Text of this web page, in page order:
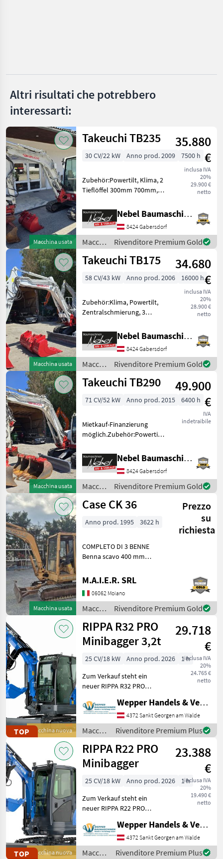
Merlo
Dieci
tutti
35
MARKETPLACE
Marketplace
Offerte dei
rivenditori
Annunci
Altri risultati che potrebbero
interessarti:
Macchina usata
Takeuchi TB235
35.880
€
inclusa IVA
20%
29.900 €
netto
30 CV/22 kW Anno prod. 2009 7500 h
Zubehör:Powertilt, Klima, 2
Tieflöffel 300mm 700mm,
1200mm.Hydraulikpumpe
wurde bei
7000Std.Erneuert. Macchine
edili Miniescavatori
Nebel Baumaschinen
8424 Gabersdorf
Macchine
edili /
Takeuchi
Rivenditore Premium Gold
Macchina usata
Takeuchi TB175
34.680
€
inclusa IVA
20%
28.900 €
netto
58 CV/43 kW Anno prod. 2006 16000 h
Zubehör:Klima, Powertilt,
Zentralschmierung, 3
900mm, 1Böschungslöffel
1500mm.Hydraulikpumpe
vor 1000Std.erneuert.
Carburante: Diesel
Macchine edi
Nebel Baumaschinen
8424 Gabersdorf
Macchine
edili /
Takeuchi
Rivenditore Premium Gold
Macchina usata
Takeuchi TB290
49.900
€
IVA
indetraibile
71 CV/52 kW Anno prod. 2015 6400 h
Mietkauf-Finanzierung
möglich.Zubehör:Powertilt-
600mm 900mm,
1Böschungslöffel 1500mm
Carburante: Diesel
Macchine edili
Miniescavatori
Nebel Baumaschinen
8424 Gabersdorf
Macchine
edili /
Takeuchi
Rivenditore Premium Gold
Macchina usata
Case CK 36
Prezzo
su
richiesta
Anno prod. 1995 3622 h
COMPLETO DI 3 BENNE
Benna scavo 400 mm
Benna liscia 1400 mm
Macchine edili
Miniescavatori
M.A.I.E.R. SRL
06062 Moiano
Macchine
edili /
Case IH
Rivenditore Premium Gold
TOP Macchina nuova
RIPPA R32 PRO
Minibagger 3,2t
29.718
€
inclusa IVA
20%
24.765 €
netto
25 CV/18 kW Anno prod. 2026
1 h
Zum Verkauf steht ein
neuer RIPPA R32 PRO
leistungsstarke Maschine
für den professionellen
Einsatz im Baugewerbe,
Tiefbau, Garten- und
Landschaftsb
Wepper Handels & Vermietungs GmbH
4372 Sankt Georgen am Walde
Macchine
edili /
Rippa
Rivenditore Premium Plus
TOP Macchina nuova
RIPPA R22 PRO
Minibagger
23.388
€
inclusa IVA
20%
19.490 €
netto
25 CV/18 kW Anno prod. 2026
1 h
Zum Verkauf steht ein
neuer RIPPA R22 PRO
leistungsstarke und
kompakte Maschine für
professionelle Einsätze im
Wepper Handels & Vermietungs GmbH
4372 Sankt Georgen am Walde
Macchine
Rivenditore Premium Plus